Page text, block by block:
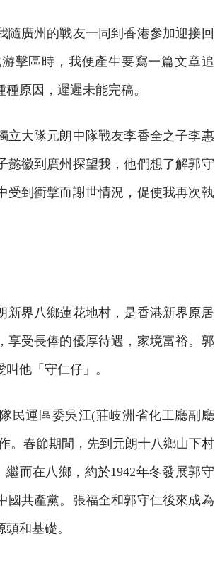
廣州的戰友一同到香港參加迎接回
擊區時，我便產生要寫一篇文章追
原因，遲遲未能完稿。
大隊元朗中隊戰友李香全之子李惠
懿徽到廣州探望我，他們想了解郭守
受到衝擊而謝世情況，促使我再次執
界八鄉蓮花地村，是香港新界原居
享受長俸的優厚待遇，家境富裕。郭
他「守仁仔」。
運區委吳江(莊岐洲省化工廳副廳
。春節期間，先到元朗十八鄉山下村
而在八鄉，約於1942年冬發展郭守
國共產黨。張福全和郭守仁後來成為
和基礎。